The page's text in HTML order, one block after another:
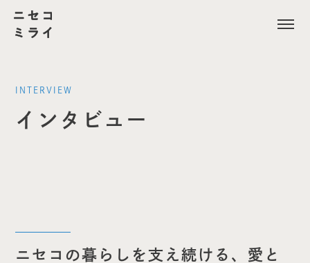
INTERVIEW
インタビュー
ニセコの暮らしを支え続ける、愛と